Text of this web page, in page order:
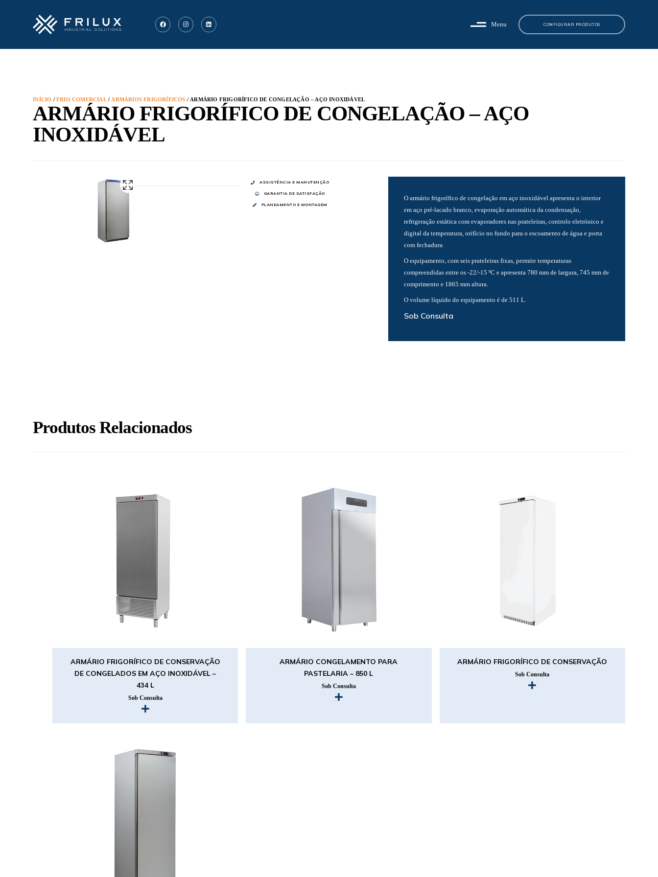
Menu CONFIGURAR PRODUTOS
INÍCIO /FRIO COMERCIAL/ ARMÁRIOS FRIGORÍFICOS / ARMÁRIO FRIGORÍFICO DE CONGELAÇÃO – AÇO INOXIDÁVEL
ARMÁRIO FRIGORÍFICO DE CONGELAÇÃO – AÇO
INOXIDÁVEL
ASSISTÊNCIA E MANUTENÇÃO
GARANTIA DE SATISFAÇÃO
PLANEAMENTO E MONTAGEM
O armário frigorífico de congelação em aço inoxidável apresenta o interior
em aço pré-lacado branco, evaporação automática da condensação,
refrigeração estática com evaporadores nas prateleiras, controlo eletrónico e
digital da temperatura, orifício no fundo para o escoamento de água e porta
com fechadura.
O equipamento, com seis prateleiras fixas, permite temperaturas
compreendidas entre os -22/-15 ºC e apresenta 780 mm de largura, 745 mm de
comprimento e 1865 mm altura.
O volume líquido do equipamento é de 511 L.
Sob Consulta
Produtos Relacionados
ARMÁRIO FRIGORÍFICO DE CONSERVAÇÃO
DE CONGELADOS EM AÇO INOXIDÁVEL –
434 L
Sob Consulta
ARMÁRIO CONGELAMENTO PARA
PASTELARIA – 850 L
Sob Consulta
ARMÁRIO FRIGORÍFICO DE CONSERVAÇÃO
Sob Consulta